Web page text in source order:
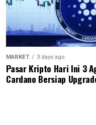
MARKET 3 days ago
Pasar Kripto Hari Ini 3
Cardano Bersiap